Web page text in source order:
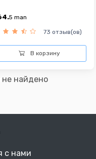
5 man
73 отзыв(ов)
В корзину
не найдено
с нами